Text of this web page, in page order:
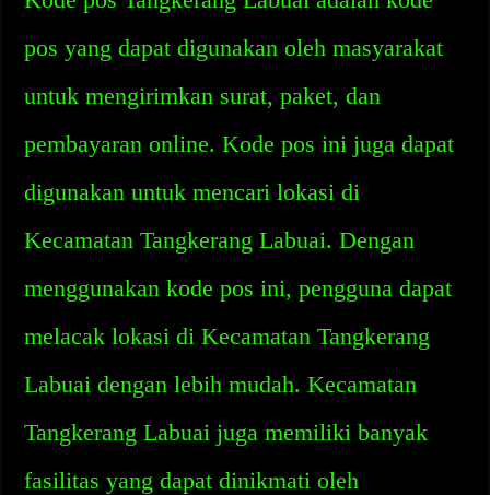
pos yang dapat digunakan oleh masyarakat
untuk mengirimkan surat, paket, dan
pembayaran online. Kode pos ini juga dapat
digunakan untuk mencari lokasi di
Kecamatan Tangkerang Labuai. Dengan
menggunakan kode pos ini, pengguna dapat
melacak lokasi di Kecamatan Tangkerang
Labuai dengan lebih mudah. Kecamatan
Tangkerang Labuai juga memiliki banyak
fasilitas yang dapat dinikmati oleh